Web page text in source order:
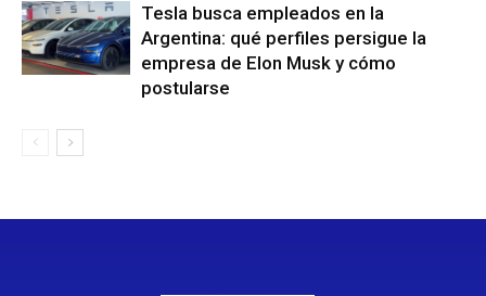
Tesla busca empleados en la
Argentina: qué perfiles persigue la
empresa de Elon Musk y cómo
postularse